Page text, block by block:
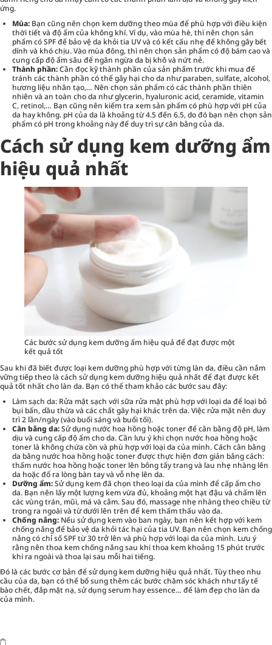
ứng.
Mùa: Bạn cũng nên chọn kem dưỡng theo mùa để phù hợp với điều kiện
thời tiết và độ ẩm của không khí. Ví dụ, vào mùa hè, thì nên chọn sản
phẩm có SPF để bảo vệ da khỏi tia UV và có kết cấu nhẹ để không gây bết
dính và khó chịu. Vào mùa đông, thì nên chọn sản phẩm có độ bám cao và
cung cấp độ ẩm sâu để ngăn ngừa da bị khô và nứt nẻ.
Thành phần:Cần đọc kỹ thành phần của sản phẩm trước khi mua để
tránh các thành phần có thể gây hại cho da như paraben, sulfate, alcohol,
hương liệu nhân tạo,… Nên chọn sản phẩm có các thành phần thiên
nhiên và an toàn cho da như glycerin, hyaluronic acid, ceramide, vitamin
C, retinol,… Bạn cũng nên kiểm tra xem sản phẩm có phù hợp với pH của
da hay không. pH của da là khoảng từ 4.5 đến 6.5, do đó bạn nên chọn sản
phẩm có pH trong khoảng này để duy trì sự cân bằng của da.
Cách sử dụng kem dưỡng ẩm
hiệu quả nhất
Các bước sử dụng kem dưỡng ẩm hiệu quả để đạt được một
kết quả tốt
Sau khi đã biết được loại kem dưỡng phù hợp với từng làn da, điều cần nắm
vững tiếp theo là cách sử dụng kem dưỡng hiệu quả nhất để đạt được kết
quả tốt nhất cho làn da. Bạn có thể tham khảo các bước sau đây:
Làm sạch da: Rửa mặt sạch với sữa rửa mặt phù hợp với loại da để loại bỏ
bụi bẩn, dầu thừa và các chất gây hại khác trên da. Việc rửa mặt nên duy
trì 2 lần/ngày (vào buổi sáng và buổi tối).
Cân bằng da:Sử dụng nước hoa hồng hoặc toner để cân bằng độ pH, làm
dịu và cung cấp độ ẩm cho da. Cần lưu ý khi chọn nước hoa hồng hoặc
toner là không chứa cồn và phù hợp với loại da của mình. Cách cân bằng
da bằng nước hoa hồng hoặc toner được thực hiện đơn giản bằng cách:
thấm nước hoa hồng hoặc toner lên bông tẩy trang và lau nhẹ nhàng lên
da hoặc đổ ra lòng bàn tay và vỗ nhẹ lên da.
Dưỡng ẩm:Sử dụng kem đã chọn theo loại da của mình để cấp ẩm cho
da. Bạn nên lấy một lượng kem vừa đủ, khoảng một hạt đậu và chấm lên
các vùng trán, mũi, má và cằm. Sau đó, massage nhẹ nhàng theo chiều từ
trong ra ngoài và từ dưới lên trên để kem thẩm thấu vào da.
Chống nắng: Nếu sử dụng kem vào ban ngày, bạn nên kết hợp với kem
chống nắng để bảo vệ da khỏi tác hại của tia UV. Bạn nên chọn kem chống
nắng có chỉ số SPF từ 30 trở lên và phù hợp với loại da của mình. Lưu ý
rằng nên thoa kem chống nắng sau khi thoa kem khoảng 15 phút trước
khi ra ngoài và thoa lại sau mỗi hai tiếng.
Đó là các bước cơ bản để sử dụng kem dưỡng hiệu quả nhất. Tùy theo nhu
cầu của da, bạn có thể bổ sung thêm các bước chăm sóc khách như tẩy tế
bào chết, đắp mặt nạ, sử dụng serum hay essence… để làm đẹp cho làn da
của mình.